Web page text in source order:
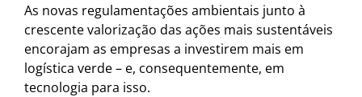
As novas regulamentações ambientais junto à
crescente valorização das ações mais sustentáveis
encorajam as empresas a investirem mais em
logística verde – e, consequentemente, em
tecnologia para isso.